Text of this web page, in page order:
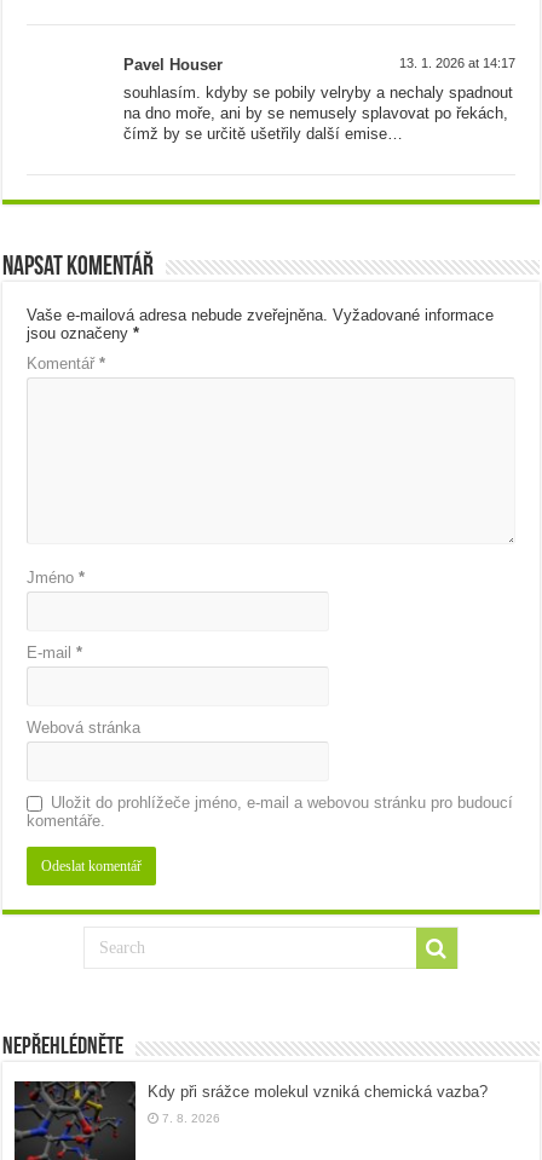
Pavel Houser 13. 1. 2026 at 14:17
souhlasím. kdyby se pobily velryby a nechaly spadnout
na dno moře, ani by se nemusely splavovat po řekách,
čímž by se určitě ušetřily další emise…
Napsat komentář
Vaše e-mailová adresa nebude zveřejněna. Vyžadované informace
jsou označeny*
Komentář*
Jméno*
E-mail*
Webová stránka
Uložit do prohlížeče jméno, e-mail a webovou stránku pro budoucí
komentáře.
Nepřehlédněte
Kdy při srážce molekul vzniká chemická vazba?
7. 8. 2026